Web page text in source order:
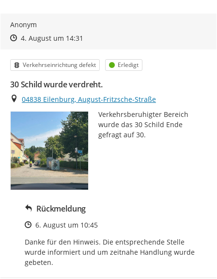
Anonym
Zeitpunkt des Erstellens
Zeitpunkt des Erstellens
4. August um 14:31
Kategorie
Verkehrseinrichtung defekt Status
Erledigt
30 Schild wurde verdreht.
Ort
04838 Eilenburg, August-Fritzsche-Straße
Verkehrsberuhigter Bereich
wurde das 30 Schild Ende
gefragt auf 30.
Rückmeldung
Zeitpunkt des Erstellens
6. August um 10:45
Danke für den Hinweis. Die entsprechende Stelle
wurde informiert und um zeitnahe Handlung wurde
gebeten.